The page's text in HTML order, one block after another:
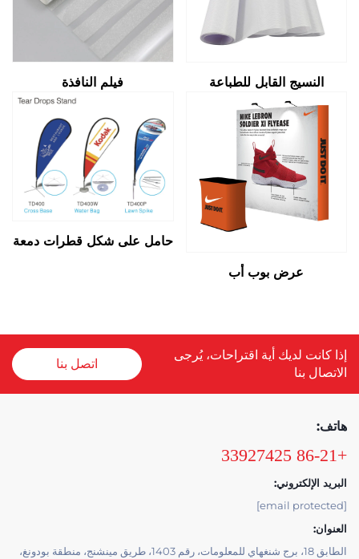
فيلم النافذة النسيج القابل للطباعة
حامل على شكل قطرات دمعة
عرض بوب أب
إذا كانت لديك أية اقتراحات، يُرجى
الاتصال بنا
اتصل بنا
هاتف:
+86-21 33927425
البريد الإلكتروني:
[email protected]
العنوان:
الطابق 18، برج شنغهاي للمعلومات، رقم 1403، طريق مينشنج، منطقة بودونغ،